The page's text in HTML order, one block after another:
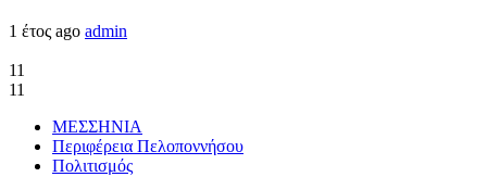
1 έτος ago admin
11
11
ΜΕΣΣΗΝΙΑ
Περιφέρεια Πελοποννήσου
Πολιτισμός